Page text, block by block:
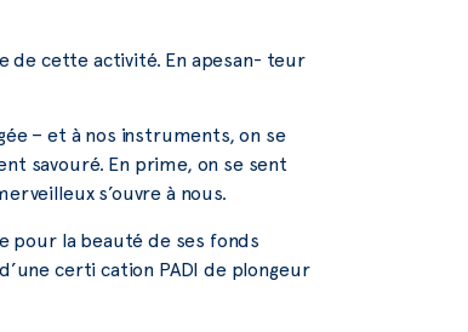
de cette activité. En apesan- teur
– et à nos instruments, on se
savouré. En prime, on se sent
s’ouvre à nous.
pour la beauté de ses fonds
certi cation PADI de plongeur